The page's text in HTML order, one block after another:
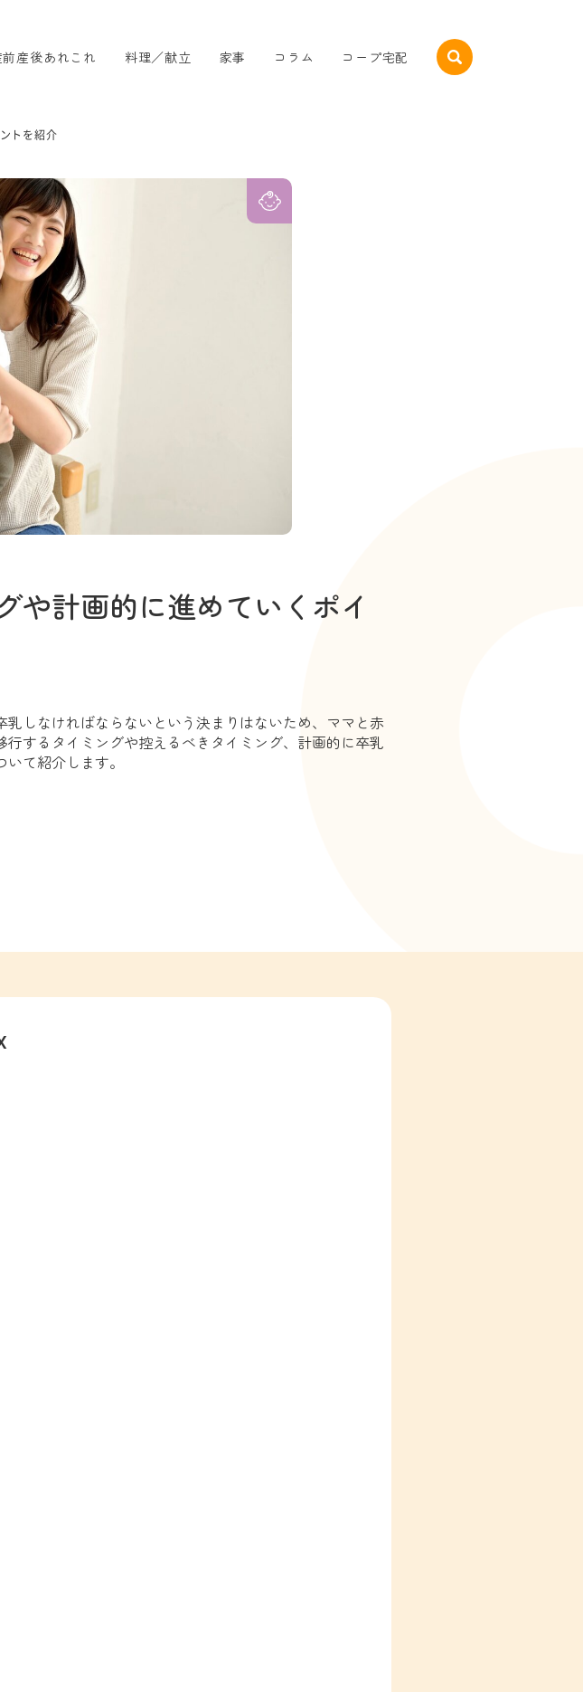
前産後あれこれ 料理／献立 家事 コラム コープ宅配
トを紹介
や計画的に進めていくポイ
しなければならないという決まりはないため、ママと赤
するタイミングや控えるべきタイミング、計画的に卒乳
て紹介します。